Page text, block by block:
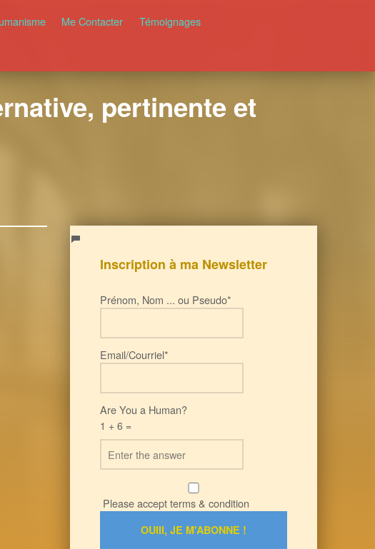
Me Contacter Témoignages
pertinente et
Inscription à ma Newsletter
Prénom, Nom ... ou Pseudo*
Email/Courriel*
Are You a Human?
1 + 6 =
Please accept terms & condition